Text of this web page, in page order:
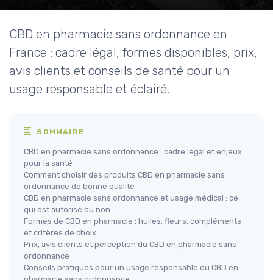
CBD en pharmacie sans ordonnance en
France : cadre légal, formes disponibles, prix,
avis clients et conseils de santé pour un
usage responsable et éclairé.
SOMMAIRE
CBD en pharmacie sans ordonnance : cadre légal et enjeux
pour la santé
Comment choisir des produits CBD en pharmacie sans
ordonnance de bonne qualité
CBD en pharmacie sans ordonnance et usage médical : ce
qui est autorisé ou non
Formes de CBD en pharmacie : huiles, fleurs, compléments
et critères de choix
Prix, avis clients et perception du CBD en pharmacie sans
ordonnance
Conseils pratiques pour un usage responsable du CBD en